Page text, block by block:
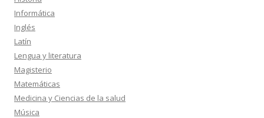
Informática
Inglés
Latín
Lengua y literatura
Magisterio
Matemáticas
Medicina y Ciencias de la salud
Música